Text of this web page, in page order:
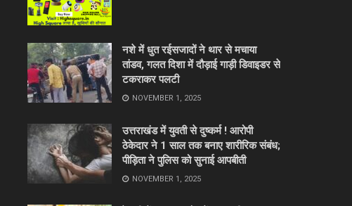
नशे में धुत रईसजादों ने थार से मचाया
तांडव, गलत दिशा में दौड़ाई गाड़ी डिवाइडर से
टकराकर पलटी
NOVEMBER 1, 2025
उत्तराखंड में युवती से दुष्कर्म ! आरोपी
ठेकेदार ने 1 साल तक बनाए शारीरिक संबंध;
पीड़िता ने पुलिस को सुनाई आपबीती
NOVEMBER 1, 2025